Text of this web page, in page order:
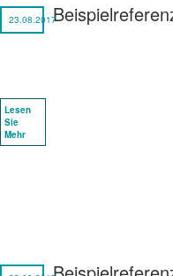
23.08.2017
Lesen
Sie
Mehr